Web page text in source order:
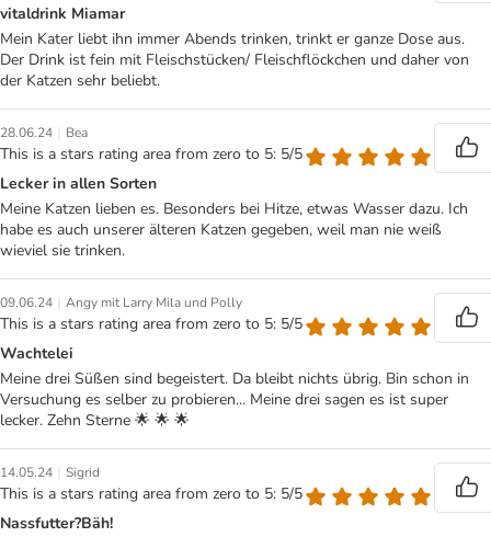
vitaldrink Miamar
Mein Kater liebt ihn immer Abends trinken, trinkt er ganze Dose aus.
Der Drink ist fein mit Fleischstücken/ Fleischflöckchen und daher von
der Katzen sehr beliebt.
28.06.24 | Bea
This is a stars rating area from zero to 5: 5/5
Lecker in allen Sorten
Meine Katzen lieben es. Besonders bei Hitze, etwas Wasser dazu. Ich
habe es auch unserer älteren Katzen gegeben, weil man nie weiß
wieviel sie trinken.
09.06.24 | Angy mit Larry Mila und Polly
This is a stars rating area from zero to 5: 5/5
Wachtelei
Meine drei Süßen sind begeistert. Da bleibt nichts übrig. Bin schon in
Versuchung es selber zu probieren... Meine drei sagen es ist super
lecker. Zehn Sterne 🌟 🌟 🌟
14.05.24 | Sigrid
This is a stars rating area from zero to 5: 5/5
Nassfutter?Bäh!